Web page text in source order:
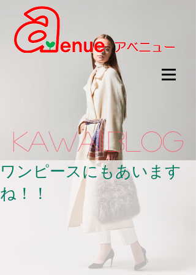
kawaii.BLOG
ワンピースにもあいます
ね！！